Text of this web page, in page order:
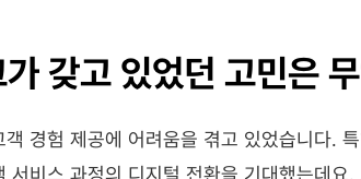
갖고 있었던 고민은
경험 제공에 어려움을 겪고 있었습니다.